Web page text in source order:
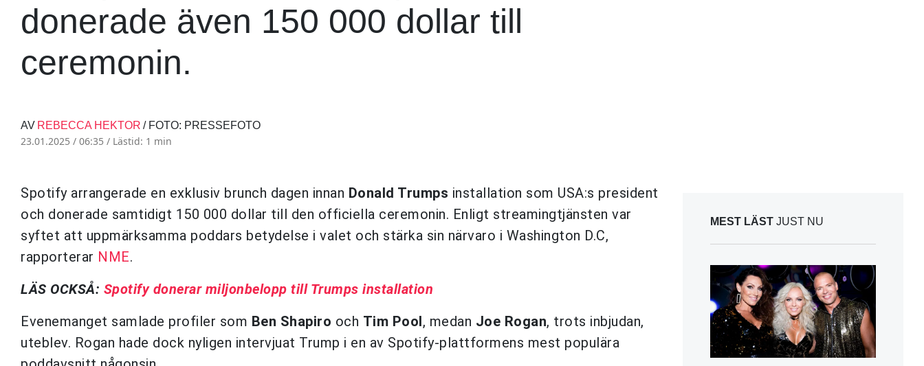
donerade även 150 000 dollar till
ceremonin.
AV REBECCA HEKTOR / FOTO: PRESSEFOTO
23.01.2025 / 06:35 / Lästid: 1 min
Spotify arrangerade en exklusiv brunch dagen innan Donald Trumps installation som USA:s president
och donerade samtidigt 150 000 dollar till den officiella ceremonin. Enligt streamingtjänsten var
syftet att uppmärksamma poddars betydelse i valet och stärka sin närvaro i Washington D.C,
rapporterar NME.
LÄS OCKSÅ: Spotify donerar miljonbelopp till Trumps installation
Evenemanget samlade profiler som Ben Shapiro och Tim Pool, medan Joe Rogan, trots inbjudan,
uteblev. Rogan hade dock nyligen intervjuat Trump i en av Spotify-plattformens mest populära
MEST LÄST JUST NU